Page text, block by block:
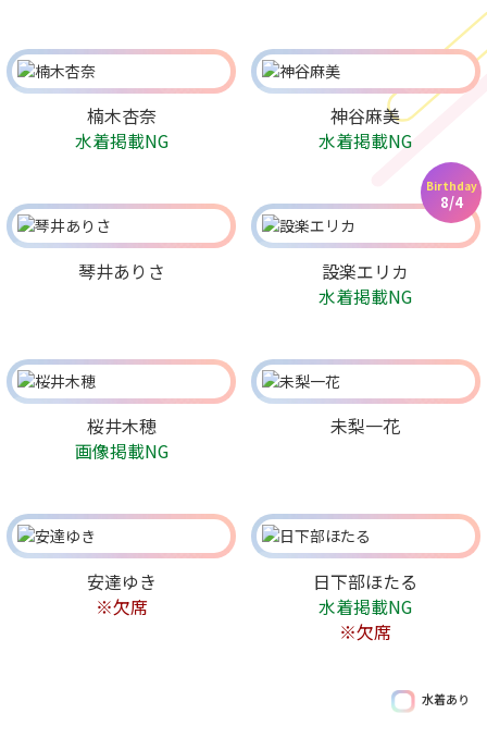
Birthday
8/4
楠木杏奈
水着掲載NG
神谷麻美
水着掲載NG
琴井ありさ
設楽エリカ
水着掲載NG
桜井木穂
画像掲載NG
未梨一花
安達ゆき
※欠席
日下部ほたる
水着掲載NG
※欠席
水着あり